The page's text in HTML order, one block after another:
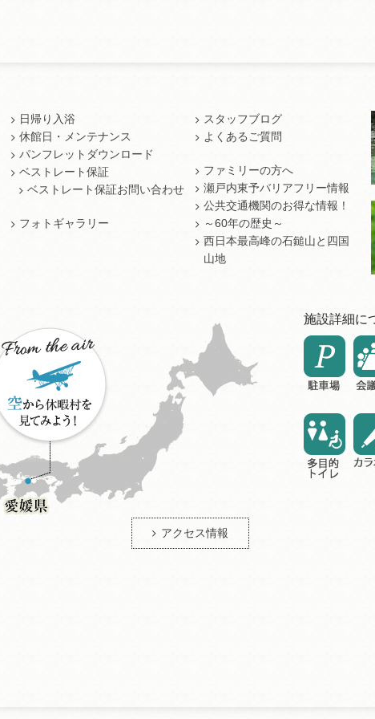
日帰り入浴
休館日・メンテナンス
パンフレットダウンロード
ベストレート保証
ベストレート保証お問い合わせ
フォトギャラリー
スタッフブログ
よくあるご質問
ファミリーの方へ
瀬戸内東予バリアフリー情報
公共交通機関のお得な情報！
～60年の歴史～
西日本最高峰の石鎚山と四国
山地
アクセス情報
施設詳細に